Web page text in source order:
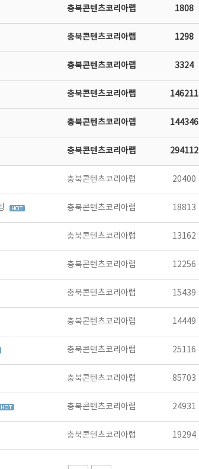
충북콘텐츠코리아랩 1808
충북콘텐츠코리아랩 1298
충북콘텐츠코리아랩 3324
충북콘텐츠코리아랩 146211
충북콘텐츠코리아랩 144346
충북콘텐츠코리아랩 294112
충북콘텐츠코리아랩 20400
충북콘텐츠코리아랩 18813
충북콘텐츠코리아랩 13162
충북콘텐츠코리아랩 12256
충북콘텐츠코리아랩 15439
충북콘텐츠코리아랩 14449
충북콘텐츠코리아랩 25116
충북콘텐츠코리아랩 85703
충북콘텐츠코리아랩 24931
충북콘텐츠코리아랩 19294